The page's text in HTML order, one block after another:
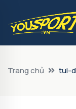
Trang chủ tui-